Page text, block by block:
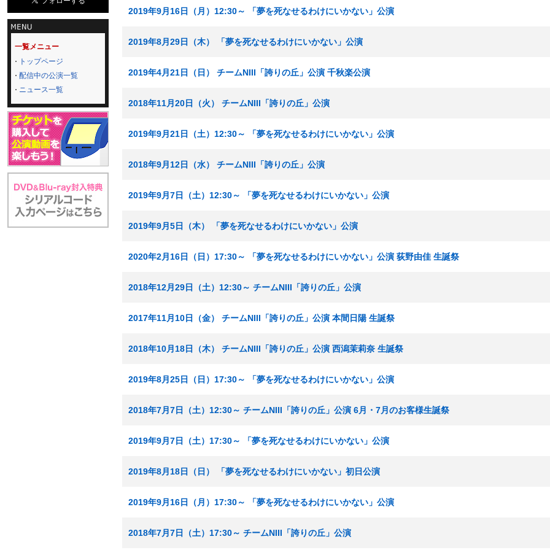
一覧メニュー
トップページ
配信中の公演一覧
ニュース一覧
2019年9月16日（月）12:30～ 「夢を死なせるわけにいかない」公演
2019年8月29日（木） 「夢を死なせるわけにいかない」公演
2019年4月21日（日） チームNIII「誇りの丘」公演 千秋楽公演
2018年11月20日（火） チームNIII「誇りの丘」公演
2019年9月21日（土）12:30～ 「夢を死なせるわけにいかない」公演
2018年9月12日（水） チームNIII「誇りの丘」公演
2019年9月7日（土）12:30～ 「夢を死なせるわけにいかない」公演
2019年9月5日（木） 「夢を死なせるわけにいかない」公演
2020年2月16日（日）17:30～ 「夢を死なせるわけにいかない」公演 荻野由佳 生誕祭
2018年12月29日（土）12:30～ チームNIII「誇りの丘」公演
2017年11月10日（金） チームNIII「誇りの丘」公演 本間日陽 生誕祭
2018年10月18日（木） チームNIII「誇りの丘」公演 西潟茉莉奈 生誕祭
2019年8月25日（日）17:30～ 「夢を死なせるわけにいかない」公演
2018年7月7日（土）12:30～ チームNIII「誇りの丘」公演 6月・7月のお客様生誕祭
2019年9月7日（土）17:30～ 「夢を死なせるわけにいかない」公演
2019年8月18日（日） 「夢を死なせるわけにいかない」初日公演
2019年9月16日（月）17:30～ 「夢を死なせるわけにいかない」公演
2018年7月7日（土）17:30～ チームNIII「誇りの丘」公演